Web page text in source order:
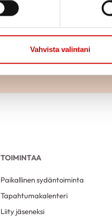
Vahvista valintani
Jaa sivu
TOIMINTAA
Paikallinen sydäntoiminta
Tapahtumakalenteri
Liity jäseneksi